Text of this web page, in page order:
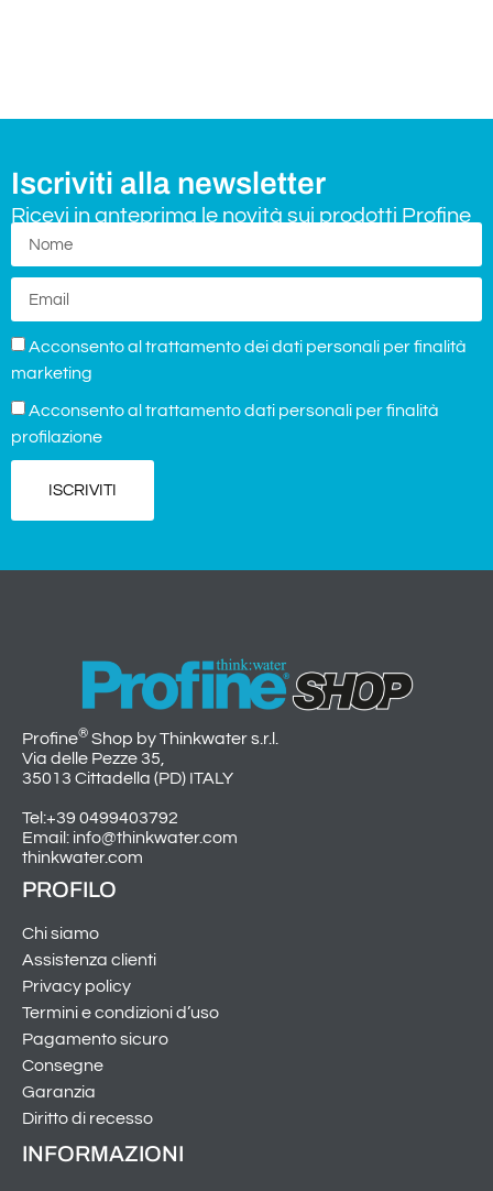
Iscriviti alla newsletter
Ricevi in anteprima le novità sui prodotti Profine
Acconsento al trattamento dei dati personali per finalità
marketing
Acconsento al trattamento dati personali per finalità
profilazione
ISCRIVITI
Profine® Shop by Thinkwater s.r.l.
Via delle Pezze 35,
35013 Cittadella (PD) ITALY
Tel:+39 0499403792
Email: info@thinkwater.com
thinkwater.com
PROFILO
Chi siamo
Assistenza clienti
Privacy policy
Termini e condizioni d’uso
Pagamento sicuro
Consegne
Garanzia
Diritto di recesso
INFORMAZIONI